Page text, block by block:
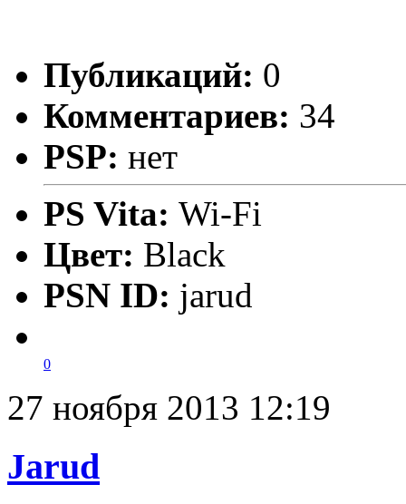
Публикаций: 0
Комментариев: 34
PSP: нет
PS Vita: Wi-Fi
Цвет: Black
PSN ID: jarud
0
27 ноября 2013 12:19
Jarud